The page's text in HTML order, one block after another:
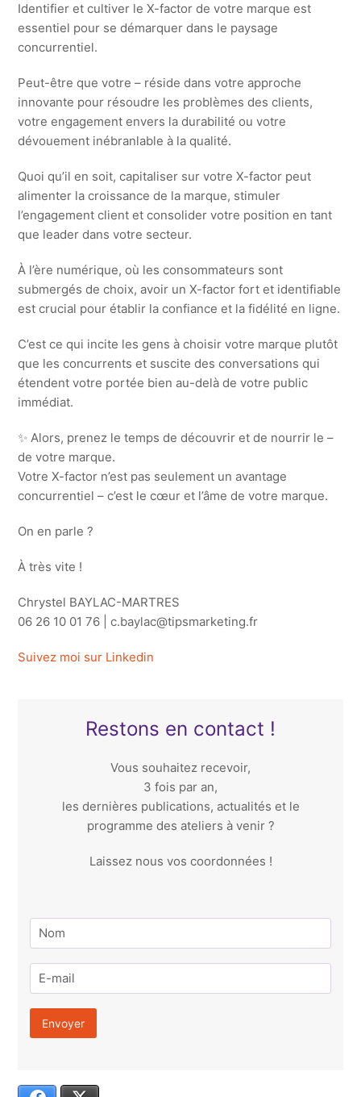
Identifier et cultiver le X-factor de votre marque est
essentiel pour se démarquer dans le paysage
concurrentiel.
Peut-être que votre – réside dans votre approche
innovante pour résoudre les problèmes des clients,
votre engagement envers la durabilité ou votre
dévouement inébranlable à la qualité.
Quoi qu’il en soit, capitaliser sur votre X-factor peut
alimenter la croissance de la marque, stimuler
l’engagement client et consolider votre position en tant
que leader dans votre secteur.
À l’ère numérique, où les consommateurs sont
submergés de choix, avoir un X-factor fort et identifiable
est crucial pour établir la confiance et la fidélité en ligne.
C’est ce qui incite les gens à choisir votre marque plutôt
que les concurrents et suscite des conversations qui
étendent votre portée bien au-delà de votre public
immédiat. ️
✨ Alors, prenez le temps de découvrir et de nourrir le –
de votre marque.
Votre X-factor n’est pas seulement un avantage
concurrentiel – c’est le cœur et l’âme de votre marque.
On en parle ?
À très vite !
Chrystel BAYLAC-MARTRES
06 26 10 01 76 | c.baylac@tipsmarketing.fr
Suivez moi sur Linkedin
Restons en contact !
Vous souhaitez recevoir,
3 fois par an,
les dernières publications, actualités et le
programme des ateliers à venir ?
Laissez nous vos coordonnées !